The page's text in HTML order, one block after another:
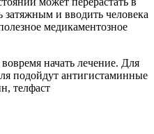
и вводить человека
медикаментозное
начать лечение. Для
подойдут антигистаминные
телфаст